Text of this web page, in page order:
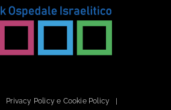
Privacy Policy e Cookie Policy